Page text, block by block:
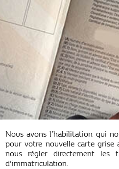
Nous avons l’habilitation qui
pour votre nouvelle carte grise
nous régler directement les
d’immatriculation.